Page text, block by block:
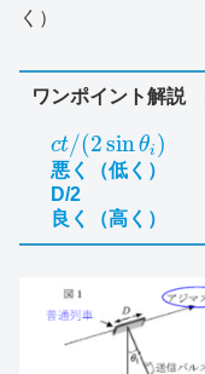
く）
ワンポイント解説
アジマス
ct/(2sinθi )
悪く（低く
D/2 半
良く（高く